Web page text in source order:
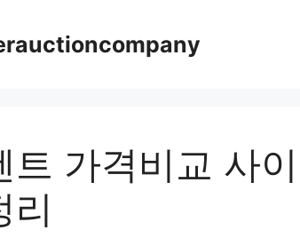
트 가격비교 사
리